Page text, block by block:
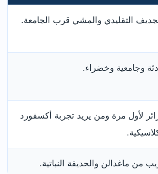
التقليدي والمشي قرب الجامعة.
وجامعية وخضراء.
لأول مرة ومن يريد تجربة أكسفورد
من ماغدالن والحديقة النباتية.